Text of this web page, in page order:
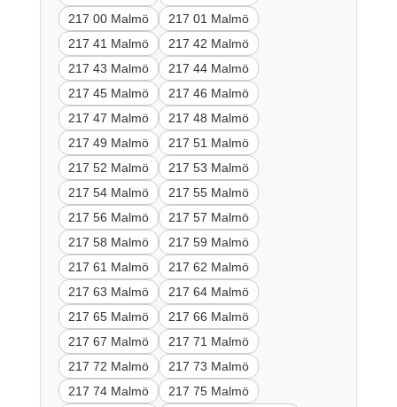
217 00 Malmö
217 01 Malmö
217 41 Malmö
217 42 Malmö
217 43 Malmö
217 44 Malmö
217 45 Malmö
217 46 Malmö
217 47 Malmö
217 48 Malmö
217 49 Malmö
217 51 Malmö
217 52 Malmö
217 53 Malmö
217 54 Malmö
217 55 Malmö
217 56 Malmö
217 57 Malmö
217 58 Malmö
217 59 Malmö
217 61 Malmö
217 62 Malmö
217 63 Malmö
217 64 Malmö
217 65 Malmö
217 66 Malmö
217 67 Malmö
217 71 Malmö
217 72 Malmö
217 73 Malmö
217 74 Malmö
217 75 Malmö